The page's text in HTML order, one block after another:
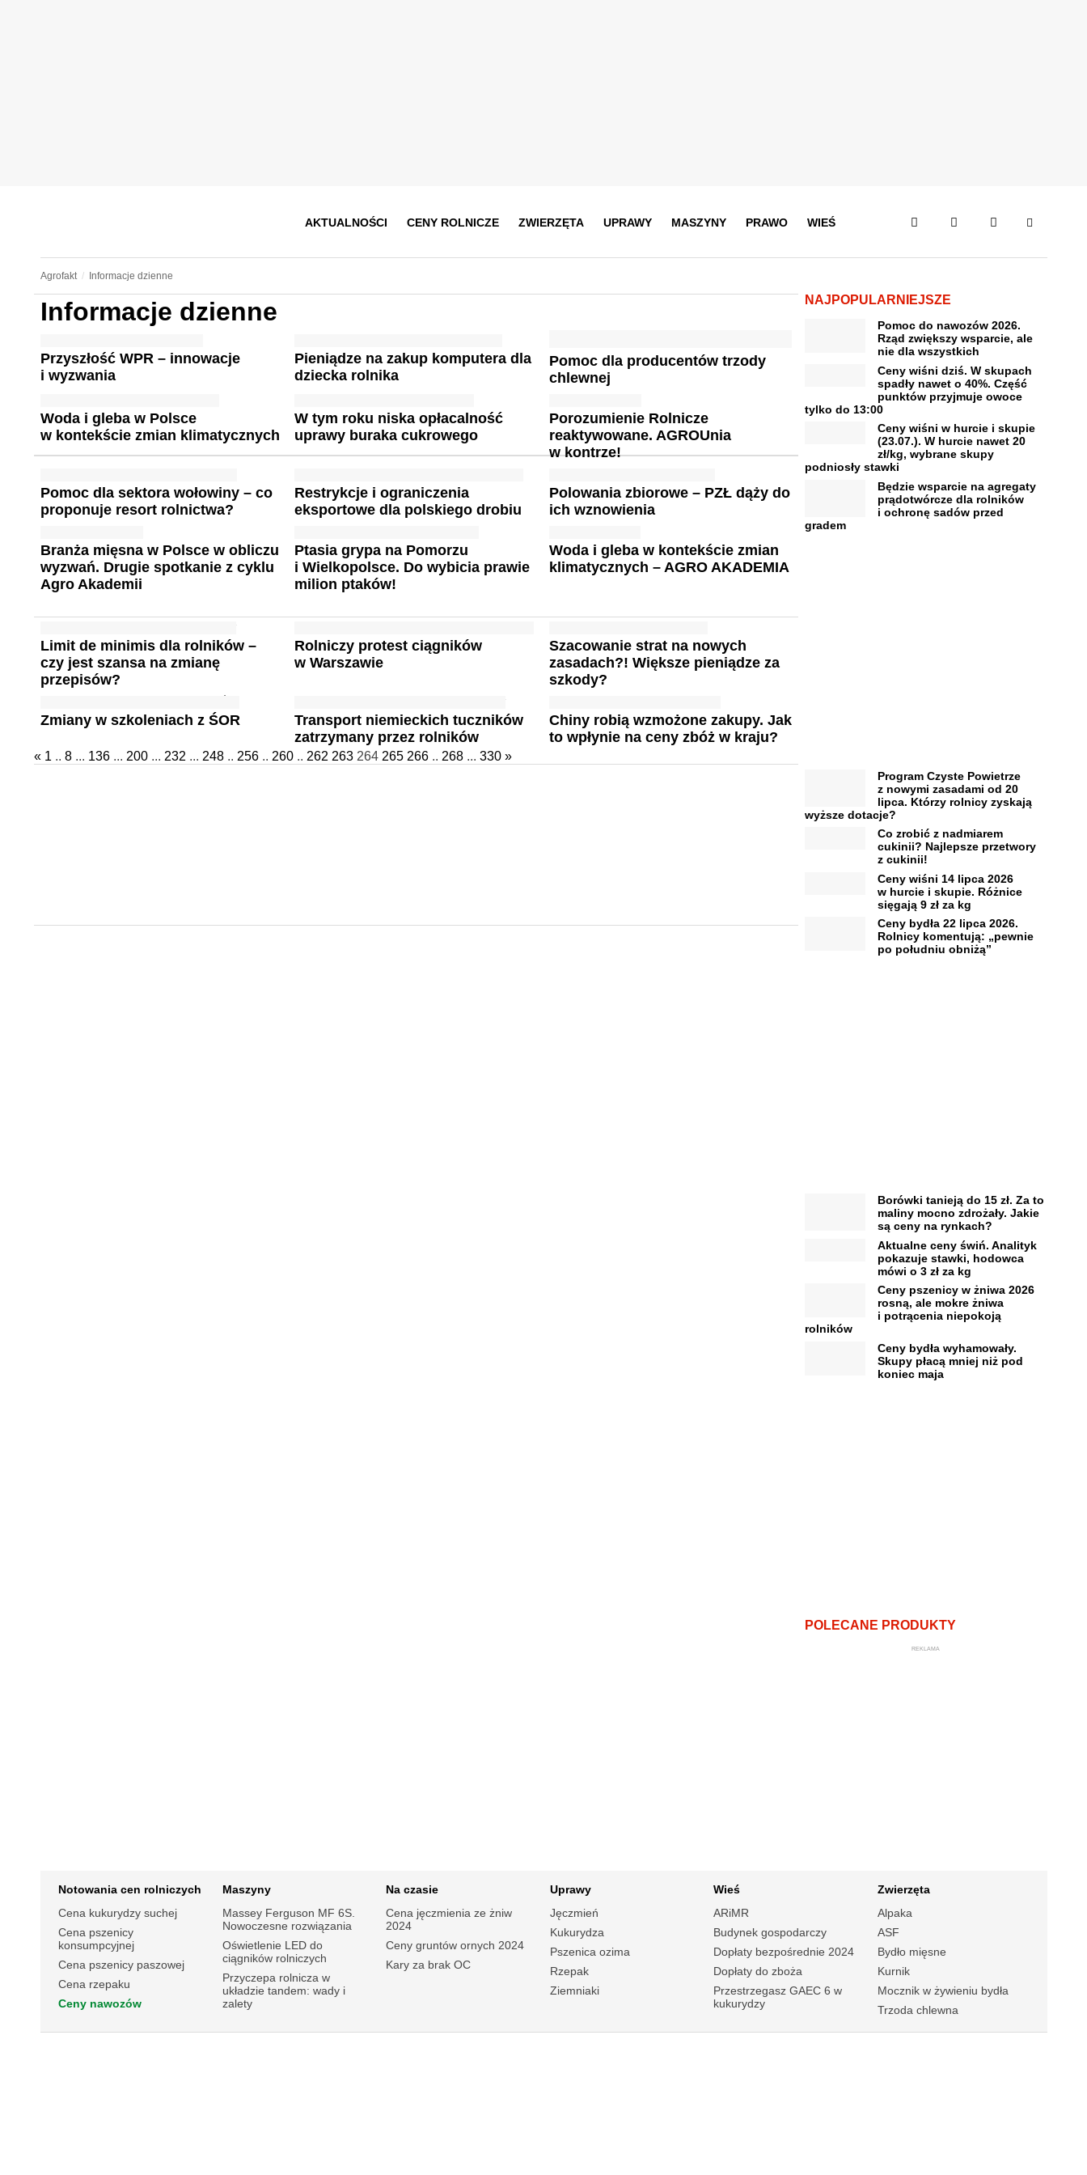
AKTUALNOŚCI CENY ROLNICZE ZWIERZĘTA UPRAWY MASZYNY PRAWO WIEŚ
Agrofakt Informacje dzienne
Informacje dzienne
Przyszłość WPR – innowacje
i wyzwania
Pieniądze na zakup komputera dla
dziecka rolnika
Pomoc dla producentów trzody
chlewnej
Woda i gleba w Polsce
w kontekście zmian klimatycznych
W tym roku niska opłacalność
uprawy buraka cukrowego
Porozumienie Rolnicze
reaktywowane. AGROUnia
w kontrze!
Pomoc dla sektora wołowiny – co
proponuje resort rolnictwa?
Restrykcje i ograniczenia
eksportowe dla polskiego drobiu
Polowania zbiorowe – PZŁ dąży do
ich wznowienia
Branża mięsna w Polsce w obliczu
wyzwań. Drugie spotkanie z cyklu
Agro Akademii
Ptasia grypa na Pomorzu
i Wielkopolsce. Do wybicia prawie
milion ptaków!
Woda i gleba w kontekście zmian
klimatycznych – AGRO AKADEMIA
Limit de minimis dla rolników –
czy jest szansa na zmianę
przepisów?
Rolniczy protest ciągników
w Warszawie
Szacowanie strat na nowych
zasadach?! Większe pieniądze za
szkody?
Zmiany w szkoleniach z ŚOR
Transport niemieckich tuczników
zatrzymany przez rolników
Chiny robią wzmożone zakupy. Jak
to wpłynie na ceny zbóż w kraju?
« 1 .. 8 ... 136 ... 200 ... 232 ... 248 .. 256 .. 260 .. 262 263 264 265 266 .. 268 ... 330 »
NAJPOPULARNIEJSZE
Pomoc do nawozów 2026.
Rząd zwiększy wsparcie, ale
nie dla wszystkich
Ceny wiśni dziś. W skupach
spadły nawet o 40%. Część
punktów przyjmuje owoce
tylko do 13:00
Ceny wiśni w hurcie i skupie
(23.07.). W hurcie nawet 20
zł/kg, wybrane skupy
podniosły stawki
Będzie wsparcie na agregaty
prądotwórcze dla rolników
i ochronę sadów przed
gradem
Program Czyste Powietrze
z nowymi zasadami od 20
lipca. Którzy rolnicy zyskają
wyższe dotacje?
Co zrobić z nadmiarem
cukinii? Najlepsze przetwory
z cukinii!
Ceny wiśni 14 lipca 2026
w hurcie i skupie. Różnice
sięgają 9 zł za kg
Ceny bydła 22 lipca 2026.
Rolnicy komentują: „pewnie
po południu obniżą”
Borówki tanieją do 15 zł. Za to
maliny mocno zdrożały. Jakie
są ceny na rynkach?
Aktualne ceny świń. Analityk
pokazuje stawki, hodowca
mówi o 3 zł za kg
Ceny pszenicy w żniwa 2026
rosną, ale mokre żniwa
i potrącenia niepokoją
rolników
Ceny bydła wyhamowały.
Skupy płacą mniej niż pod
koniec maja
POLECANE PRODUKTY
REKLAMA
Notowania cen rolniczych
Cena kukurydzy suchej
Cena pszenicy
konsumpcyjnej
Cena pszenicy paszowej
Cena rzepaku
Ceny nawozów
Maszyny
Massey Ferguson MF 6S.
Nowoczesne rozwiązania
Oświetlenie LED do
ciągników rolniczych
Przyczepa rolnicza w
układzie tandem: wady i
zalety
Na czasie
Cena jęczmienia ze żniw
2024
Ceny gruntów ornych 2024
Kary za brak OC
Uprawy
Jęczmień
Kukurydza
Pszenica ozima
Rzepak
Ziemniaki
Wieś
ARiMR
Budynek gospodarczy
Dopłaty bezpośrednie 2024
Dopłaty do zboża
Przestrzegasz GAEC 6 w
kukurydzy
Zwierzęta
Alpaka
ASF
Bydło mięsne
Kurnik
Mocznik w żywieniu bydła
Trzoda chlewna